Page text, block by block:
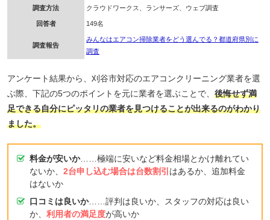
調査方法 クラウドワークス、ランサーズ、ウェブ調査
回答者 149名
調査報告
みんなはエアコン掃除業者をどう選んでる？都道府県別に
調査
アンケート結果から、刈谷市対応のエアコンクリーニング業者を選
ぶ際、下記の5つのポイントを元に業者を選ぶことで、 後悔せず満
足できる自分にピッタリの業者を見つけることが出来るのがわかり
ました。
料金が安いか……極端に安いなど料金相場とかけ離れてい
ないか、 2台申し込む場合は台数割引 はあるか、追加料金
はないか
口コミは良いか……評判は良いか、スタッフの対応は良い
か、 利用者の満足度が高いか